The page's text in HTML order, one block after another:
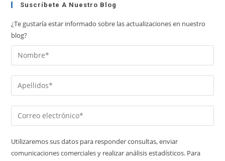
Suscríbete A Nuestro Blog
¿Te gustaría estar informado sobre las actualizaciones en nuestro
blog?
Utilizaremos sus datos para responder consultas, enviar
comunicaciones comerciales y realizar análisis estadísticos. Para